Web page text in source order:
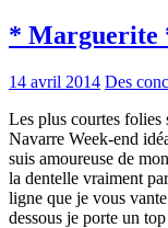
* Marguerite
14 avril 2014 Des
Les plus courtes folies
Navarre Week-end
suis amoureuse de
la dentelle vraiment
ligne que je vous
dessous je porte un